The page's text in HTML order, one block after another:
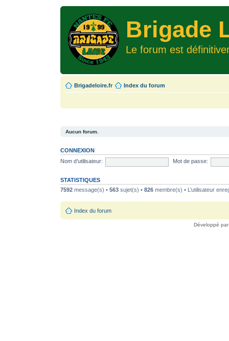
Brigade
Le forum est
Brigadeloire.fr Index du forum
Aucun forum.
CONNEXION
Nom d’utilisateur:
Mot de passe:
STATISTIQUES
7592 message(s) • 563 sujet(s) • 826 membre(s) • L’utilisateur
Index du forum
Développé